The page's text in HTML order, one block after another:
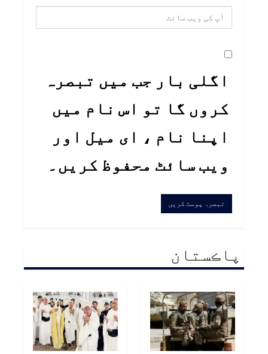
اگلی بار جب میں تبصرہ
کروں گا تو اس نام میں
اپنا نام ، ای میل اور
ویب سائٹ محفوظ کریں۔
پاڪستان